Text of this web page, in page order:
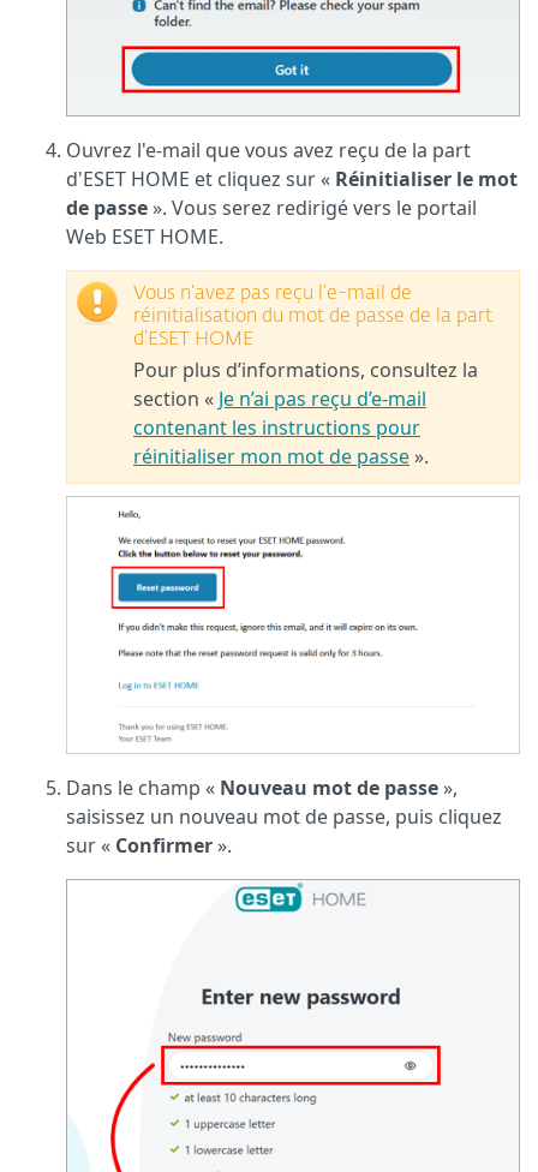
Ouvrez l'e-mail que vous avez reçu de la part
d'ESET HOME et cliquez sur « Réinitialiser le mot
de passe». Vous serez redirigé vers le portail
Web ESET HOME.
Vous n’avez pas reçu l’e-mail de
réinitialisation du mot de passe de la part
d’ESET HOME
Pour plus d’informations, consultez la
section « Je n’ai pas reçu d’e-mail
contenant les instructions pour
réinitialiser mon mot de passe».
Dans le champ « Nouveau mot de passe»,
saisissez un nouveau mot de passe, puis cliquez
sur « Confirmer».